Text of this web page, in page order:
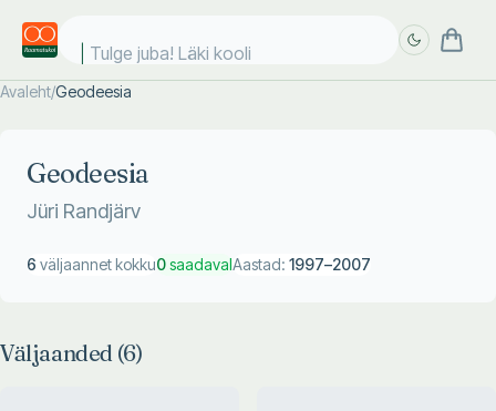
Tulge juba! Läki kooli!
Avaleht/Geodeesia
Geodeesia
Jüri Randjärv
6 väljaannet kokku0saadavalAastad: 1997–2007
Väljaanded (6)